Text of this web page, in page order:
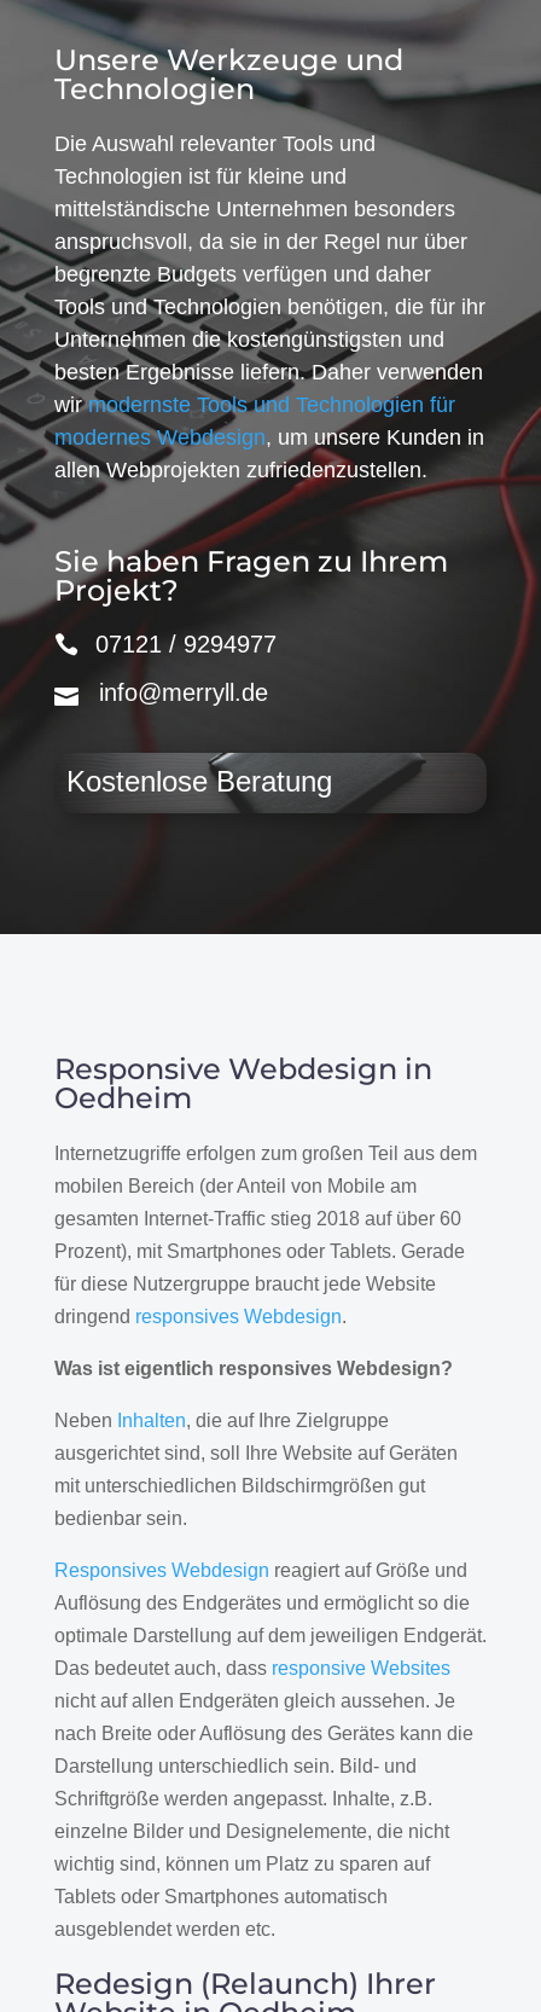
Unsere Werkzeuge und
Technologien
Die Auswahl relevanter Tools und
Technologien ist für kleine und
mittelständische Unternehmen besonders
anspruchsvoll, da sie in der Regel nur über
begrenzte Budgets verfügen und daher
Tools und Technologien benötigen, die für ihr
Unternehmen die kostengünstigsten und
besten Ergebnisse liefern. Daher verwenden
wirmodernste Tools und Technologien für
modernes Webdesign, um unsere Kunden in
allen Webprojekten zufriedenzustellen.
Sie haben Fragen zu Ihrem
Projekt?
07121 / 9294977
info@merryll.de
Kostenlose Beratung
Responsive Webdesign in
Oedheim
Internetzugriffe erfolgen zum großen Teil aus dem
mobilen Bereich (der Anteil von Mobile am
gesamten Internet-Traffic stieg 2018 auf über 60
Prozent), mit Smartphones oder Tablets. Gerade
für diese Nutzergruppe braucht jede Website
dringend responsives Webdesign.
Was ist eigentlich responsives Webdesign?
Neben Inhalten, die auf Ihre Zielgruppe
ausgerichtet sind, soll Ihre Website auf Geräten
mit unterschiedlichen Bildschirmgrößen gut
bedienbar sein.
Responsives Webdesign reagiert auf Größe und
Auflösung des Endgerätes und ermöglicht so die
optimale Darstellung auf dem jeweiligen Endgerät.
Das bedeutet auch, dass responsive Websites
nicht auf allen Endgeräten gleich aussehen. Je
nach Breite oder Auflösung des Gerätes kann die
Darstellung unterschiedlich sein. Bild- und
Schriftgröße werden angepasst. Inhalte, z.B.
einzelne Bilder und Designelemente, die nicht
wichtig sind, können um Platz zu sparen auf
Tablets oder Smartphones automatisch
ausgeblendet werden etc.
Redesign (Relaunch) Ihrer